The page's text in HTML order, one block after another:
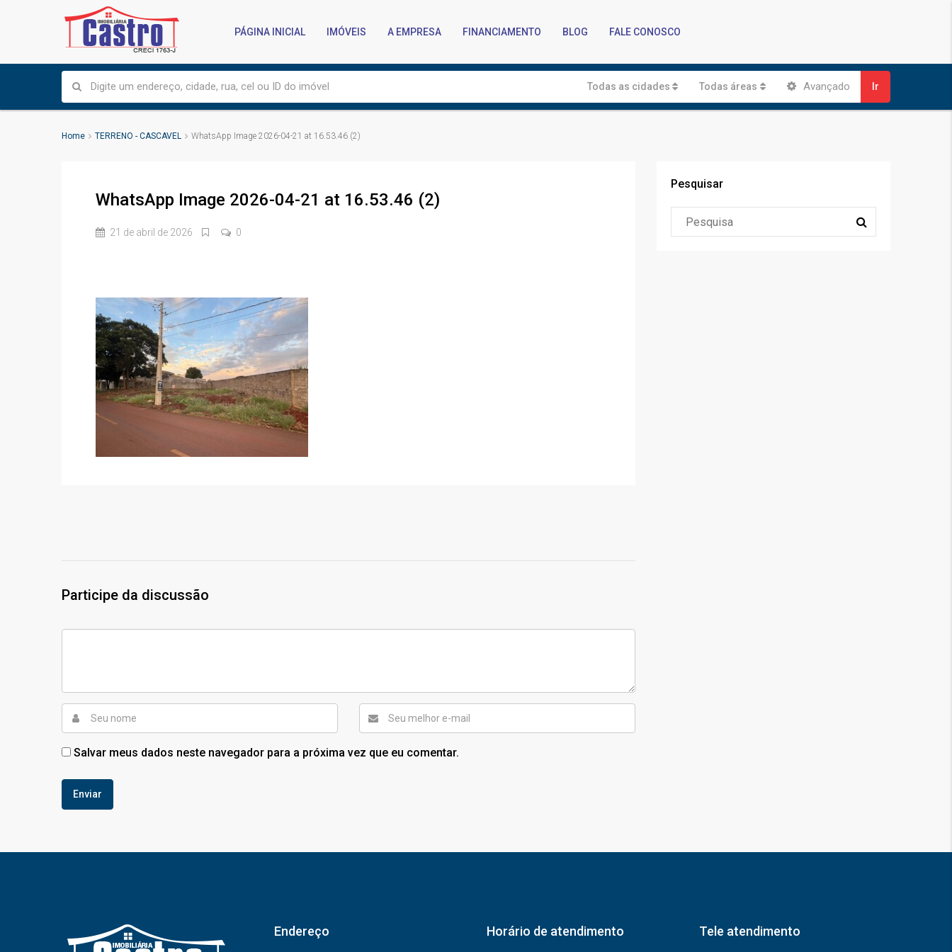
PÁGINA INICIAL IMÓVEIS A EMPRESA FINANCIAMENTO BLOG FALE CONOSCO
Todas as cidades Todas áreas Avançado Ir
Home TERRENO - CASCAVEL WhatsApp Image 2026-04-21 at 16.53.46 (2)
WhatsApp Image 2026-04-21 at 16.53.46 (2)
21 de abril de 2026 0
Participe da discussão
Salvar meus dados neste navegador para a próxima vez que eu comentar.
Pesquisar
Endereço Horário de atendimento Tele atendimento